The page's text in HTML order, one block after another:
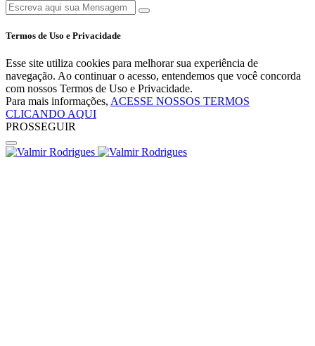
Termos de Uso e Privacidade
Esse site utiliza cookies para melhorar sua experiência de
navegação. Ao continuar o acesso, entendemos que você concorda
com nossos Termos de Uso e Privacidade.
Para mais informações, ACESSE NOSSOS TERMOS
CLICANDO AQUI
PROSSEGUIR